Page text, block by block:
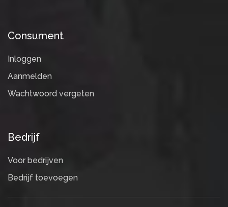
Consument
Inloggen
Aanmelden
Wachtwoord vergeten
Bedrijf
Voor bedrijven
Bedrijf toevoegen